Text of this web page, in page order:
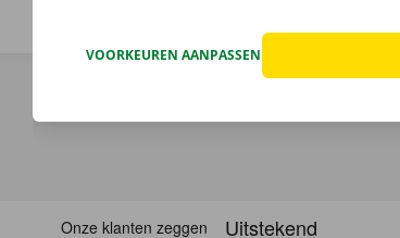
VOORKEUREN AANPASSEN